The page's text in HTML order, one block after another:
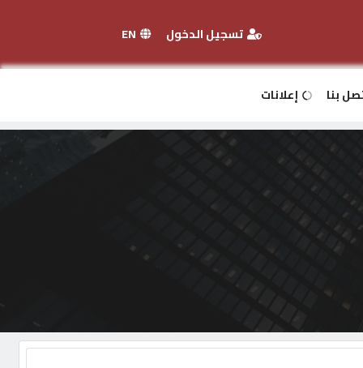
تسجيل الدخول
بنا إعلانات